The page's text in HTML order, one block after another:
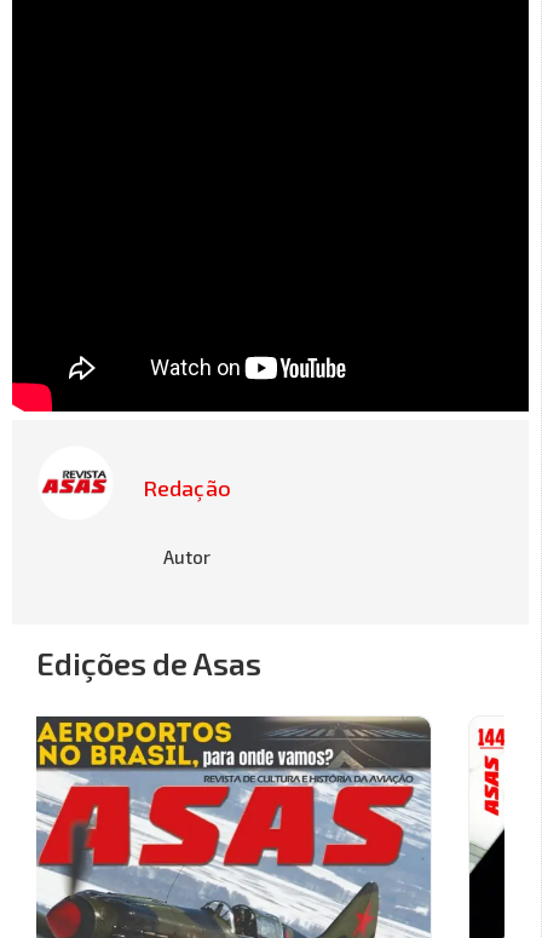
Redação
Autor
Edições de Asas